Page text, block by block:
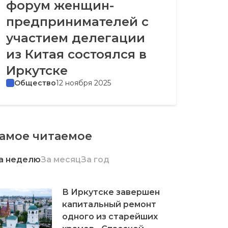
форум женщин-
предпринимателей с
участием делегации
из Китая состоялся в
Иркутске
Общество12 ноября 2025
читаемое
неделюЗа месяцЗа год
В Иркутске завершен
капитальный ремонт
одного из старейших